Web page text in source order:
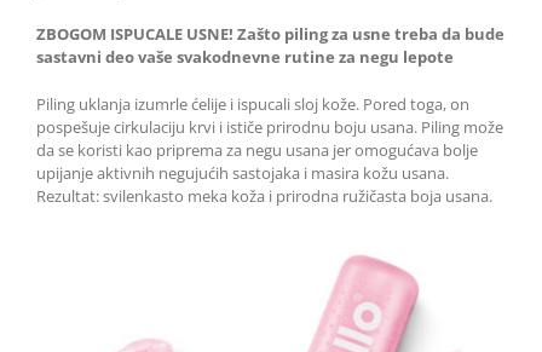
ZBOGOM ISPUCALE USNE! Zašto piling za usne treba da bude
sastavni deo vaše svakodnevne rutine za negu lepote
Piling uklanja izumrle ćelije i ispucali sloj kože. Pored toga, on
pospešuje cirkulaciju krvi i ističe prirodnu boju usana. Piling može
da se koristi kao priprema za negu usana jer omogućava bolje
upijanje aktivnih negujućih sastojaka i masira kožu usana.
Rezultat: svilenkasto meka koža i prirodna ružičasta boja usana.